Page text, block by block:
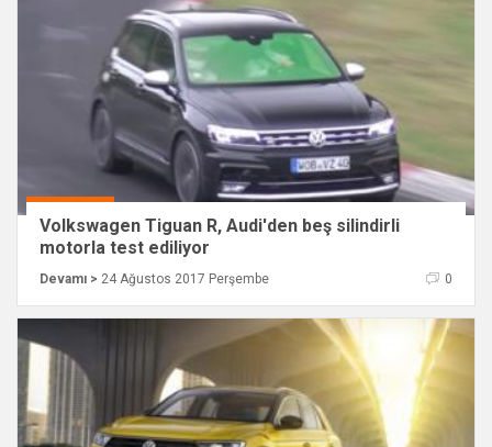
Volkswagen Tiguan R, Audi'den beş silindirli
motorla test ediliyor
Devamı > 24 Ağustos 2017 Perşembe 0